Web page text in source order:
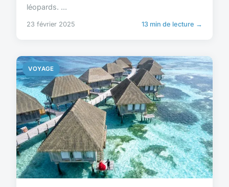
léopards. ...
23 février 2025 13 min de lecture →
VOYAGE